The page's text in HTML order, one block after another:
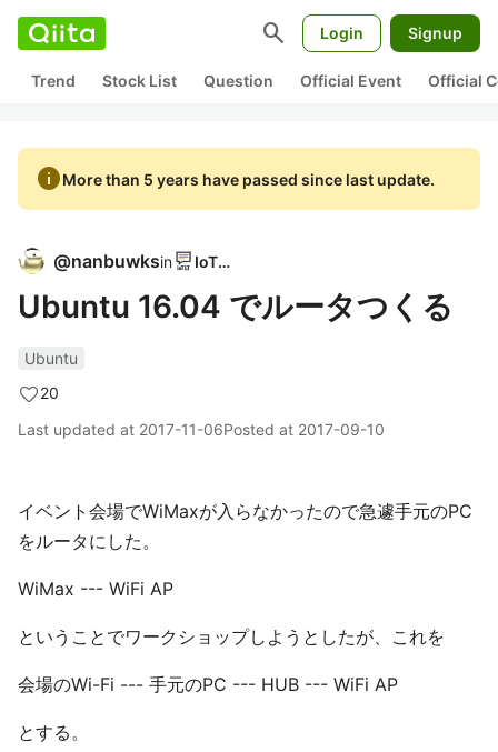
search Login Signup
Trend Stock List Question Official Event Official
infoMore than 5 years have passed since last update.
@nanbuwksin IoTLT
Ubuntu 16.04 でルータつくる
Ubuntu
20
Last updated at 2017-11-06Posted at 2017-09-10
イベント会場でWiMaxが入らなかったので急遽手元のPC
をルータにした。
WiMax --- WiFi AP
ということでワークショップしようとしたが、これを
会場のWi-Fi --- 手元のPC --- HUB --- WiFi AP
とする。